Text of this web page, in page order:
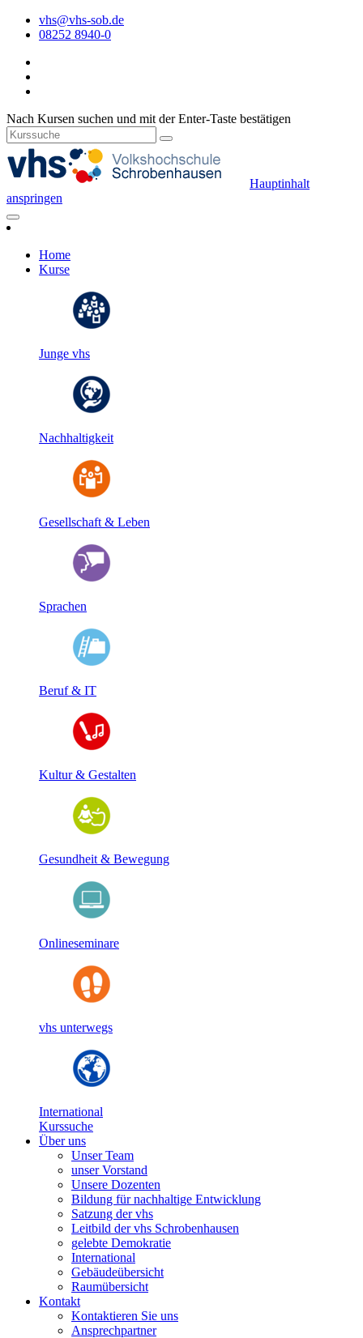
vhs@vhs-sob.de
08252 8940-0
Nach Kursen suchen und mit der Enter-Taste bestätigen
Hauptinhalt
anspringen
Home
Kurse
Junge vhs
Nachhaltigkeit
Gesellschaft & Leben
Sprachen
Beruf & IT
Kultur & Gestalten
Gesundheit & Bewegung
Onlineseminare
vhs unterwegs
International
Kurssuche
Über uns
Unser Team
unser Vorstand
Unsere Dozenten
Bildung für nachhaltige Entwicklung
Satzung der vhs
Leitbild der vhs Schrobenhausen
gelebte Demokratie
International
Gebäudeübersicht
Raumübersicht
Kontakt
Kontaktieren Sie uns
Ansprechpartner